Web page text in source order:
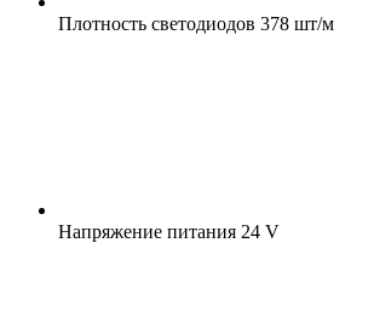
Плотность светодиодов 378 шт/м
Напряжение питания 24 V